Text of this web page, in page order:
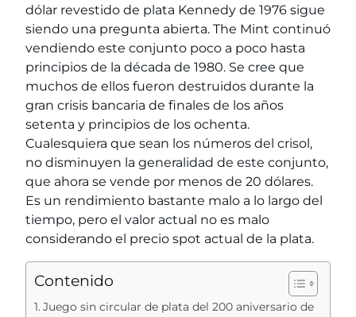
dólar revestido de plata Kennedy de 1976 sigue
siendo una pregunta abierta. The Mint continuó
vendiendo este conjunto poco a poco hasta
principios de la década de 1980. Se cree que
muchos de ellos fueron destruidos durante la
gran crisis bancaria de finales de los años
setenta y principios de los ochenta.
Cualesquiera que sean los números del crisol,
no disminuyen la generalidad de este conjunto,
que ahora se vende por menos de 20 dólares.
Es un rendimiento bastante malo a lo largo del
tiempo, pero el valor actual no es malo
considerando el precio spot actual de la plata.
Contenido
Juego sin circular de plata del 200 aniversario de